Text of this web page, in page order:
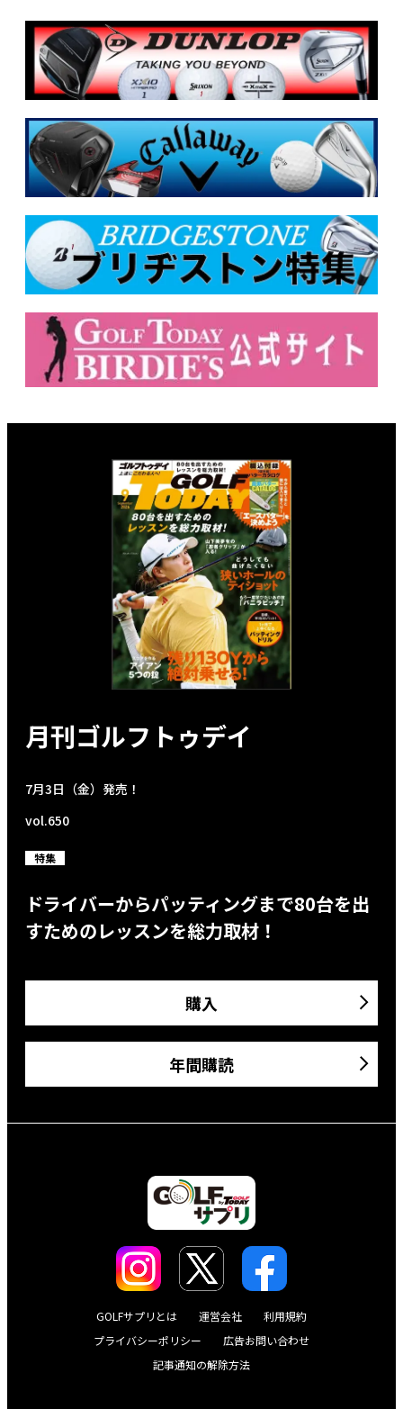
月刊ゴルフトゥデイ
7月3日（金）発売！
vol.650
特集
ドライバーからパッティングまで80台を出
すためのレッスンを総力取材！
購入
年間購読
GOLFサプリとは 運営会社
利用規約
プライバシーポリシー
広告お問い合わせ
記事通知の解除方法